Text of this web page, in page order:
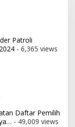
Patroli
- 6,365 views
Daftar Pemilih
- 49,009 views